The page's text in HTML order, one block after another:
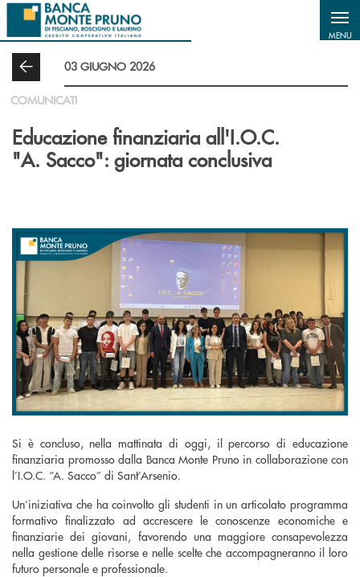
Salta al contenuto principale
MENU
03 GIUGNO 2026
COMUNICATI
Educazione finanziaria all'I.O.C.
"A. Sacco": giornata conclusiva
Si è concluso, nella mattinata di oggi, il percorso di educazione
finanziaria promosso dalla Banca Monte Pruno in collaborazione con
l’I.O.C. “A. Sacco” di Sant’Arsenio.
Un’iniziativa che ha coinvolto gli studenti in un articolato programma
formativo finalizzato ad accrescere le conoscenze economiche e
finanziarie dei giovani, favorendo una maggiore consapevolezza
nella gestione delle risorse e nelle scelte che accompagneranno il loro
futuro personale e professionale.